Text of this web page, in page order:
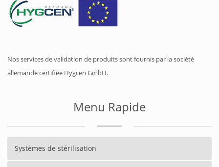
Nos services de validation de produits sont fournis par la société
allemande certifiée Hygcen GmbH.
Menu Rapide
Systèmes de stérilisation